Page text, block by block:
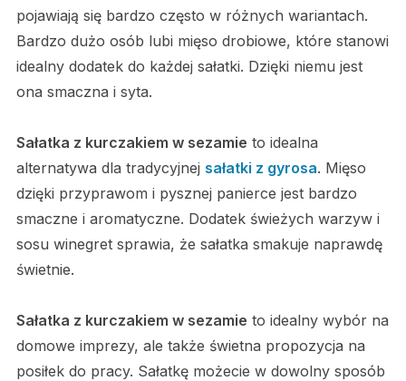
pojawiają się bardzo często w różnych wariantach.
Bardzo dużo osób lubi mięso drobiowe, które stanowi
idealny dodatek do każdej sałatki. Dzięki niemu jest
ona smaczna i syta.
Sałatka z kurczakiem w sezamie to idealna
alternatywa dla tradycyjnej sałatki z gyrosa. Mięso
dzięki przyprawom i pysznej panierce jest bardzo
smaczne i aromatyczne. Dodatek świeżych warzyw i
sosu winegret sprawia, że sałatka smakuje naprawdę
świetnie.
Sałatka z kurczakiem w sezamie to idealny wybór na
domowe imprezy, ale także świetna propozycja na
posiłek do pracy. Sałatkę możecie w dowolny sposób